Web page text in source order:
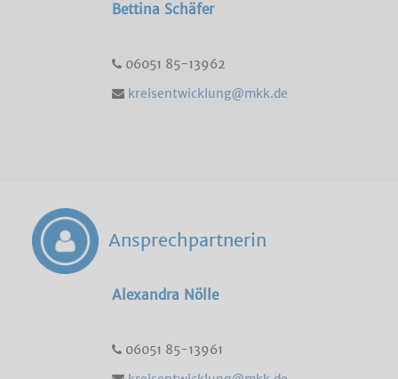
Bettina Schäfer
06051 85-13962
kreisentwicklung@mkk.de
Ansprechpartnerin
Alexandra Nölle
06051 85-13961